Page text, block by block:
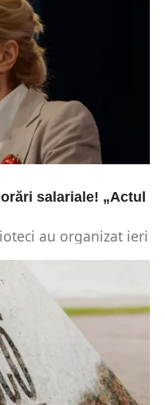
salariale! „Actul
au organizat ieri